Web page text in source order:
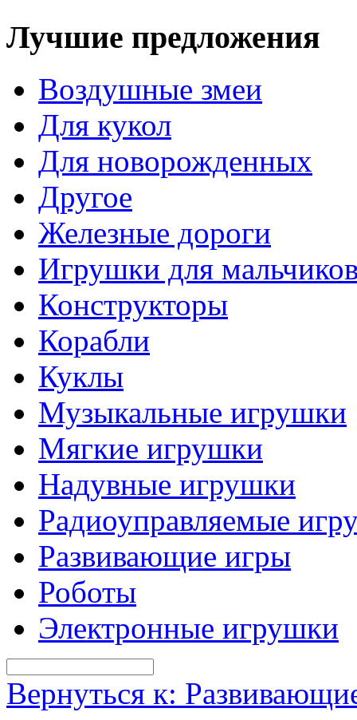
Лучшие предложения
Воздушные змеи
Для кукол
Для новорожденных
Другое
Железные дороги
Игрушки для
Конструкторы
Корабли
Куклы
Музыкальные игрушки
Мягкие игрушки
Надувные игрушки
Радиоуправляемые
Развивающие игры
Роботы
Электронные игрушки
Вернуться к: